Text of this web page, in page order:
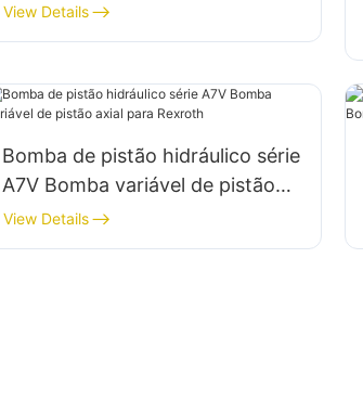
View Details
Bomba de pistão hidráulico série
A7V Bomba variável de pistão
axial para Rexroth
View Details